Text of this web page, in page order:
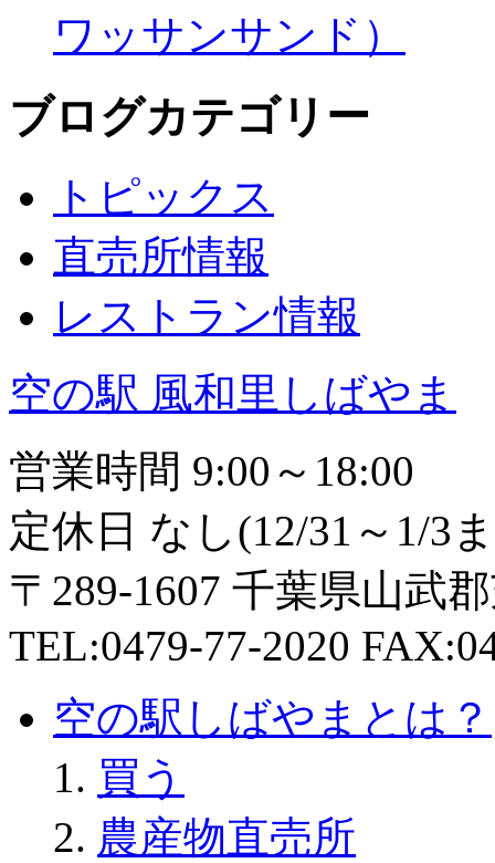
ワッサンサンド）
ブログカテゴリー
トピックス
直売所情報
レストラン情報
空の駅 風和里しばやま
営業時間 9:00～18:00
定休日 なし(12/31～1/3
〒289-1607 千葉県山武
TEL:0479-77-2020
空の駅しばやまとは？
買う
農産物直売所